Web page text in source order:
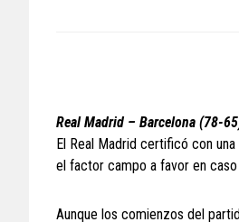
Real Madrid – Barcelona (78-
El Real Madrid certificó con
el factor campo a favor en
Aunque los comienzos del